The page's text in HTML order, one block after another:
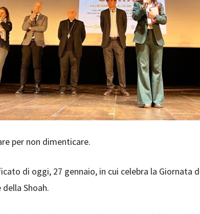
per non dimenticare.
di oggi, 27 gennaio, in cui celebra la Giornata
Shoah.